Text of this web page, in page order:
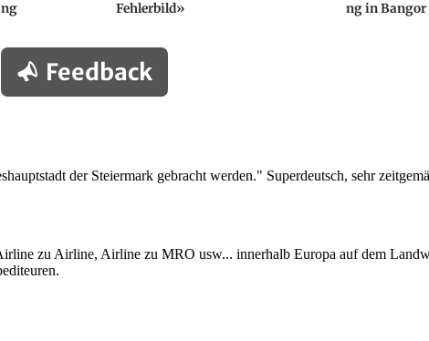
ng
Fehlerbild»
ng in Bangor
Feedback